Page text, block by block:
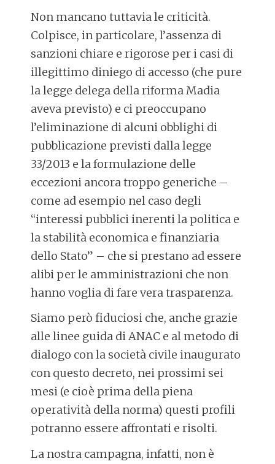
Non mancano tuttavia le criticità.
Colpisce, in particolare, l’assenza di
sanzioni chiare e rigorose per i casi di
illegittimo diniego di accesso (che pure
la legge delega della riforma Madia
aveva previsto) e ci preoccupano
l’eliminazione di alcuni obblighi di
pubblicazione previsti dalla legge
33/2013 e la formulazione delle
eccezioni ancora troppo generiche –
come ad esempio nel caso degli
“interessi pubblici inerenti la politica e
la stabilità economica e finanziaria
dello Stato” – che si prestano ad essere
alibi per le amministrazioni che non
hanno voglia di fare vera trasparenza.
Siamo però fiduciosi che, anche grazie
alle linee guida di ANAC e al metodo di
dialogo con la società civile inaugurato
con questo decreto, nei prossimi sei
mesi (e cioè prima della piena
operatività della norma) questi profili
potranno essere affrontati e risolti.
La nostra campagna, infatti, non è